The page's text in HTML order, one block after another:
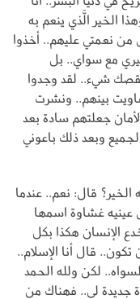
الخير الَّذي ينعم به
نعمتي عليهم.. أخذوا
مع سواي.. بل
شيء.. لقد وجدوا
بينهم.. ونشرت
جعلتهم سادة بعد
وبعد ذلك باعوني
قال: نعم.. عندما
عينيه غشاوة اسمها
الإنسان هكذا بكل
قال أنا الإسلام..
لسواه.. لكن ولله الحمد
جديدة لي.. فهناك من